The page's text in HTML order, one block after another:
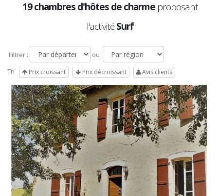
19 chambres d'hôtes de charme proposant
l'activitéSurf
Filtrer :
ou
Tri
Prix croissant Prix décroissant Avis clients